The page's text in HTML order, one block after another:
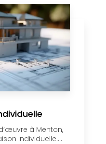
d’œuvre à Menton,
individuelle....